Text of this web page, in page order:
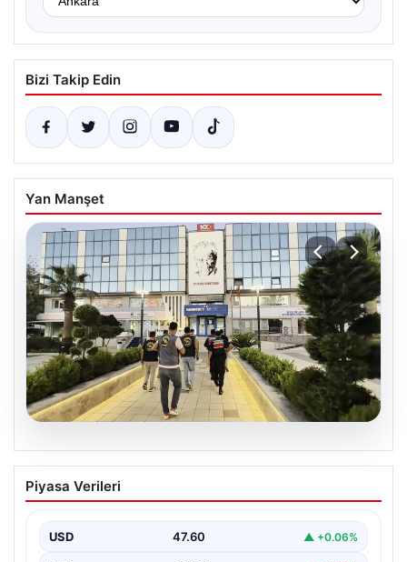
Bizi Takip Edin
Yan Manşet
05.08.2026
Menderes Belediyesi Hakkındaki
Soruşturmada Firari Başkan Yardımcısı
İzmir'de Menderes Belediyesi'ne yönelik geniş çaplı
Piyasa Verileri
USD 47.60 ▲ +0.06%